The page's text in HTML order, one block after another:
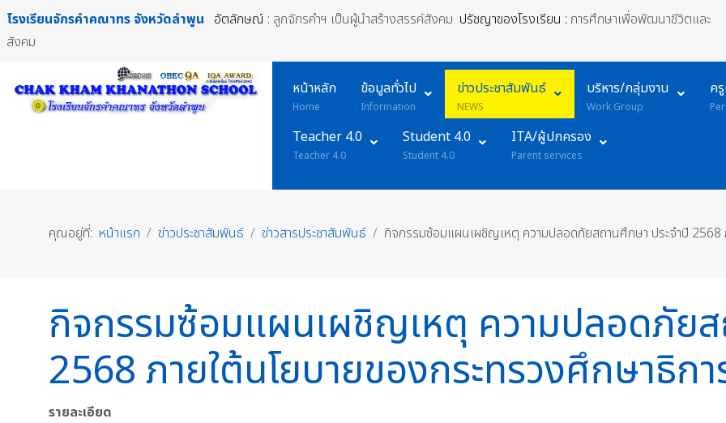
โรงเรียนจักรคำคณาทร จังหวัดลำพูน อัตลักษณ์ : ลูกจักรคำฯ เป็นผู้นำสร้างสรรค์สังคม ปรัชญาของโรงเรียน : การศึกษาเพื่อพัฒนาชีวิตและ
สังคม
หน้าหลัก
Home
ข้อมูลทั่วไป
Information
ข่าวประชาสัมพันธ์
NEWS
บริหาร/กลุ่มงาน
Work Group
ค
Teacher 4.0
Teacher 4.0
Student 4.0
Student 4.0
ITA/ผู้ปกครอง
Parent services
คุณอยู่ที่: หน้าแรก ข่าวประชาสัมพันธ์ ข่าวสารประชาสัมพันธ์ กิจกรรมซ้อมแผนเผชิญเหตุ ความปลอดภัยสถานศึกษา ประจำปี 2568
กิจกรรมซ้อมแผนเผชิญเหตุ ความปลอดภัย
2568 ภายใต้นโยบายของกระทรวงศึกษาธิก
รายละเอียด